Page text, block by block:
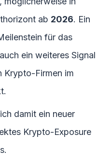
ab 2026. Ein
für das
ein weiteres Signal
Krypto-Firmen im
damit ein neuer
Krypto-Exposure